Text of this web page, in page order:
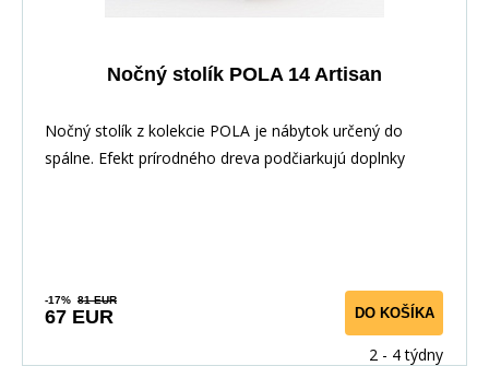
Nočný stolík POLA 14 Artisan
Nočný stolík z kolekcie POLA je nábytok určený do
spálne. Efekt prírodného dreva podčiarkujú doplnky
-17% 81 EUR
67 EUR DO KOŠÍKA
2 - 4 týdny